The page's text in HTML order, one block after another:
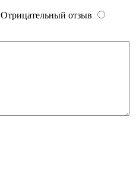
Отрицательный отзыв